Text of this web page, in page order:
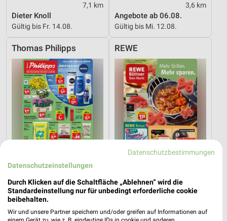
7,1 km
Dieter Knoll
Gültig bis Fr. 14.08.
3,6 km
Angebote ab 06.08.
Gültig bis Mi. 12.08.
Thomas Philipps
Angebote ab 10.08.
Gültig ab Mo. 10.08.
REWE
Angebote ab 03.08.
Noch heute gültig
Datenschutzbestimmungen
Datenschutzeinstellungen
Durch Klicken auf die Schaltfläche „Ablehnen“ wird die
Standardeinstellung nur für unbedingt erforderliche cookie
beibehalten.
Wir und unsere Partner speichern und/oder greifen auf Informationen auf